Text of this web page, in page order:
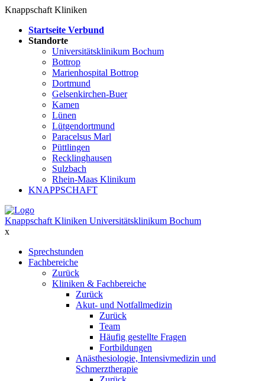
Knappschaft Kliniken
Startseite Verbund
Standorte
Universitätsklinikum Bochum
Bottrop
Marienhospital Bottrop
Dortmund
Gelsenkirchen-Buer
Kamen
Lünen
Lütgendortmund
Paracelsus Marl
Püttlingen
Recklinghausen
Sulzbach
Rhein-Maas Klinikum
KNAPPSCHAFT
Knappschaft Kliniken Universitätsklinikum Bochum
x
Sprechstunden
Fachbereiche
Zurück
Kliniken & Fachbereiche
Zurück
Akut- und Notfallmedizin
Zurück
Team
Häufig gestellte Fragen
Fortbildungen
Anästhesiologie, Intensivmedizin und
Schmerztherapie